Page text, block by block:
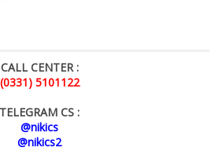
CALL CENTER :
(0331) 5101122
TELEGRAM CS :
@nikics
@nikics2